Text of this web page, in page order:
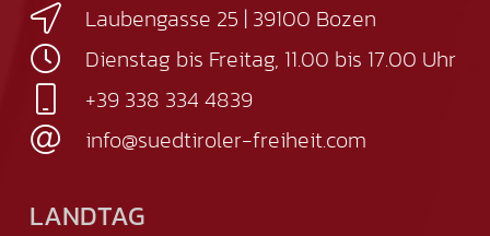
Laubengasse 25 | 39100 Bozen
Dienstag bis Freitag, 11.00 bis 17.00 Uhr
+39 338 334 4839
info@suedtiroler-freiheit.com
LANDTAG